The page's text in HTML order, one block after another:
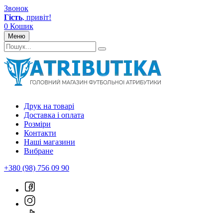
Звонок
Гість, привіт!
0 Кошик
Меню
Друк на товарі
Доставка і оплата
Розміри
Контакти
Наші магазини
Вибране
+380 (98) 756 09 90